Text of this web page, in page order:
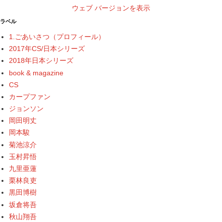
ウェブ バージョンを表示
ラベル
1.ごあいさつ（プロフィール）
2017年CS/日本シリーズ
2018年日本シリーズ
book & magazine
CS
カープファン
ジョンソン
岡田明丈
岡本駿
菊池涼介
玉村昇悟
九里亜蓮
栗林良吏
黒田博樹
坂倉将吾
秋山翔吾